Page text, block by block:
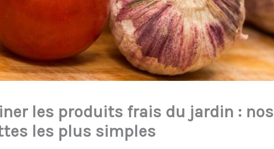
les produits frais du jardin : nos
les plus simples